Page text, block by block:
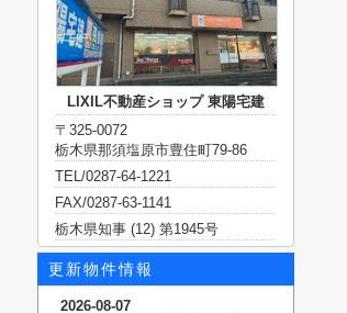
LIXIL不動産ショップ 東陽宅建
〒325-0072
栃木県那須塩原市豊住町79-86
TEL/0287-64-1221
FAX/0287-63-1141
栃木県知事 (12) 第1945号
更新物件情報
2026-08-07